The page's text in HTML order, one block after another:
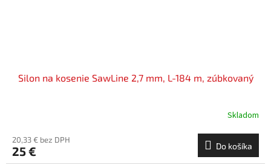
Silon na kosenie SawLine 2,7 mm, L-184 m, zúbkovaný
Skladom
20,33 € bez DPH
25 € Do košíka